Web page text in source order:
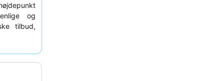
og
tilbud,
væk fra